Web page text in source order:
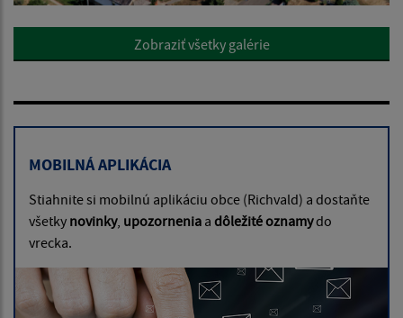
Zobraziť všetky galérie
MOBILNÁ APLIKÁCIA
Stiahnite si mobilnú aplikáciu obce (Richvald) a dostaňte
všetky novinky, upozornenia a dôležité oznamydo
vrecka.